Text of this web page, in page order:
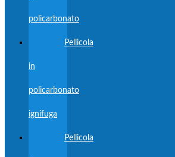
policarbonato
Pellicola
in
policarbonato
ignifuga
Pellicola